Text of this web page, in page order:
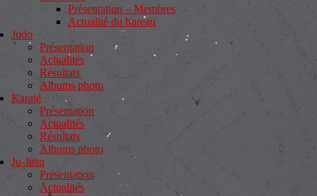
Présentation – Membres
Actualité du bureau
Judo
Présentation
Actualités
Résultats
Albums photo
Karaté
Présentation
Actualités
Résultats
Albums photo
Ju-Jitsu
Présentation
Actualités